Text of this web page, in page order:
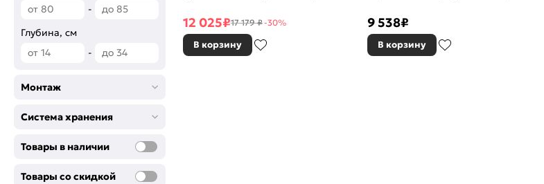
-
Глубина, см
-
Монтаж
Система хранения
Товары в наличии
Товары со скидкой
12 025₽17 179 ₽-30%
В корзину
9 538₽
В корзину